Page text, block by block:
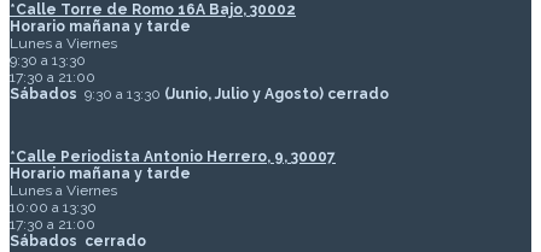
*Calle Torre de Romo 16A Bajo, 30002
Horario mañana y tarde
Lunes a Viernes
9:30 a 13:30
17:30 a 21:00
Sábados 9:30 a 13:30 (Junio, Julio y Agosto) cerrado
*Calle Periodista Antonio Herrero, 9, 30007
Horario mañana y tarde
Lunes a Viernes
10:00 a 13:30
17:30 a 21:00
Sábados cerrado